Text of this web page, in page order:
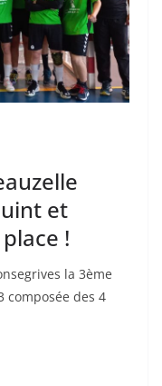
et
!
la 3ème
composée des 4